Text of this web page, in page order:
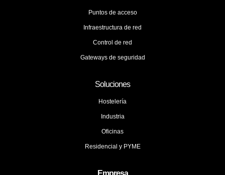
Puntos de acceso
Infraestructura de red
Control de red
Gateways de seguridad
Soluciones
Hostelería
Industria
Oficinas
Residencial y PYME
Empresa